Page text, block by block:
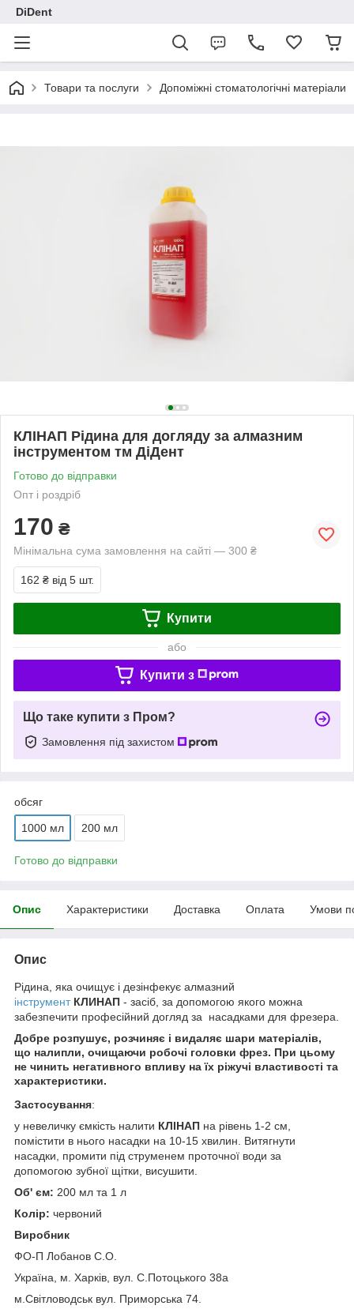
DiDent
Товари та послуги Допоміжні стоматологічні матеріали
КЛІНАП Рідина для догляду за алмазним
інструментом тм ДіДент
Готово до відправки
Опт і роздріб
170 ₴
Мінімальна сума замовлення на сайті — 300 ₴
162 ₴ від 5 шт.
Купити
або
Купити з
Що таке купити з Пром?
Замовлення під захистом
обсяг
1000 мл 200 мл
Готово до відправки
Опис Характеристики Доставка Оплата Умови
Опис
Рідина, яка очищує і дезінфекує алмазний
інструмент КЛИНАП - засіб, за допомогою якого можна
забезпечити професійний догляд за насадками для фрезера.
Добре розпушує, розчиняє і видаляє шари матеріалів,
що налипли, очищаючи робочі головки фрез. При цьому
не чинить негативного впливу на їх ріжучі властивості та
характеристики.
Застосування:
у невеличку ємкість налити КЛІНАП на рівень 1-2 см,
помістити в нього насадки на 10-15 хвилин. Витягнути
насадки, промити під струменем проточної води за
допомогою зубної щітки, висушити.
Об' єм: 200 мл та 1 л
Колір: червоний
Виробник
ФО-П Лобанов С.О.
Україна, м. Харків, вул. С.Потоцького 38а
м.Світловодськ вул. Приморська 74.